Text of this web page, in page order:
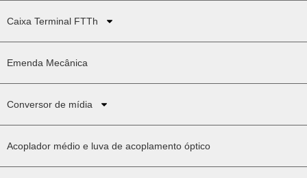
Caixa Terminal FTTh
Emenda Mecânica
Conversor de mídia
Acoplador médio e luva de acoplamento óptico